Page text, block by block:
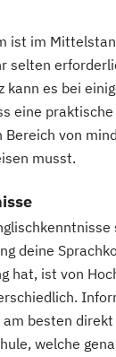
ist im
selten
es bei
eine
Bereich von
musst.
deine
hat, ist von
am besten
welche